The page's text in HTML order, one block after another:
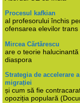
Procesul kafkian
al profesorului închis
ofensarea elevilor trans
Mircea Cărtărescu
are o teorie
diaspora
Strategia de accelerare a
migrației
și cum să fie
opoziția populară